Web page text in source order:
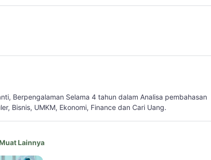
Berpengalaman Selama 4 tahun dalam Analisa pembahasan
Bisnis, UMKM, Ekonomi, Finance dan Cari Uang.
Muat Lainnya